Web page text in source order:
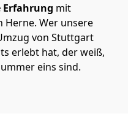
Erfahrung mit
Herne. Wer unsere
von Stuttgart
erlebt hat, der weiß,
eins sind.